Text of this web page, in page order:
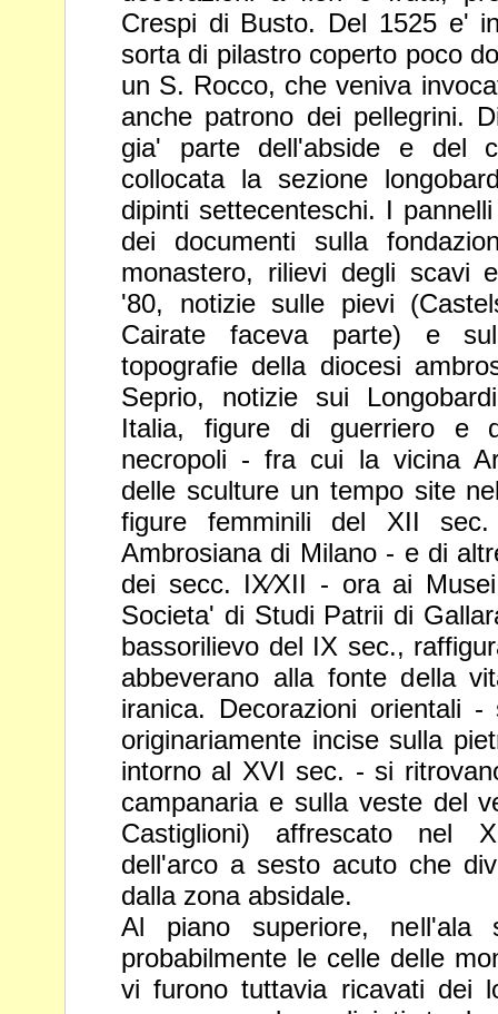
Crespi di Busto. Del 1525 e'
sorta di pilastro coperto poco
un S. Rocco, che veniva
anche patrono dei pellegrini.
gia' parte dell'abside e del
collocata la sezione
dipinti settecenteschi. I
dei documenti sulla
monastero, rilievi degli scavi
'80, notizie sulle pievi
Cairate faceva parte) e
topografie della diocesi
Seprio, notizie sui
Italia, figure di guerriero e
necropoli - fra cui la vicina
delle sculture un tempo site
figure femminili del XII
Ambrosiana di Milano - e di
dei secc. IX⁄XII - ora ai
Societa' di Studi Patrii di
bassorilievo del IX sec.,
abbeverano alla fonte della
iranica. Decorazioni orientali
originariamente incise sulla
intorno al XVI sec. - si
campanaria e sulla veste del
Castiglioni) affrescato nel
dell'arco a sesto acuto che
dalla zona absidale.
Al piano superiore, nell'ala
probabilmente le celle delle
vi furono tuttavia ricavati dei